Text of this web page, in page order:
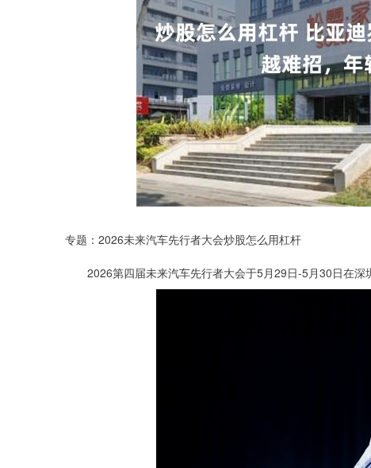
专题：2026未来汽车先行者大会炒股怎么用杠杆
2026第四届未来汽车先行者大会于5月29日-5月30日在深